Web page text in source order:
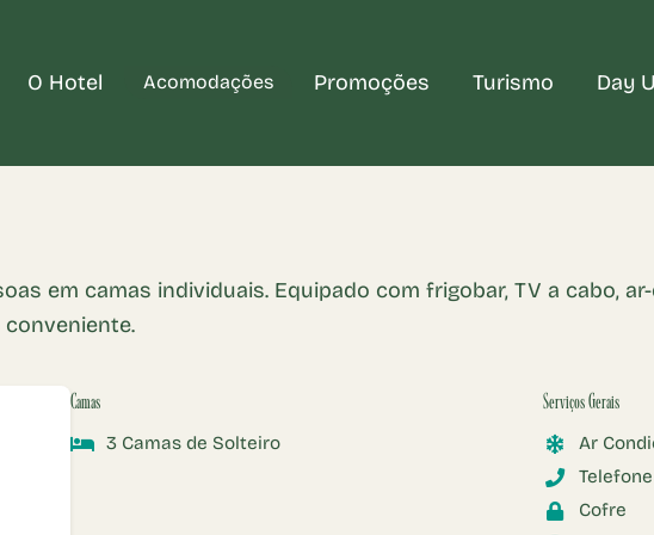
Hotel — Hotel em Foz do Iguaçu, próximo às
Park Hotel em Foz do Iguaçu. A poucos minutos das Cataratas e
O Hotel Acomodações Promoções Turismo Day
em camas individuais. Equipado com frigobar, TV a cabo,
Camas
3 Camas de Solteiro
Serviços Gerais
Ar
Telefone
Cofre